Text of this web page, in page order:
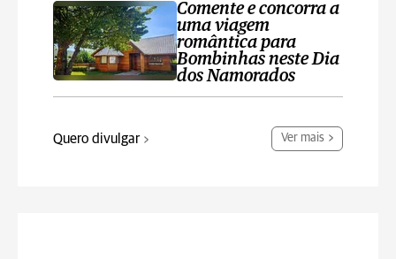
Comente e concorra a
uma viagem
romântica para
Bombinhas neste Dia
dos Namorados
Quero divulgar Ver mais